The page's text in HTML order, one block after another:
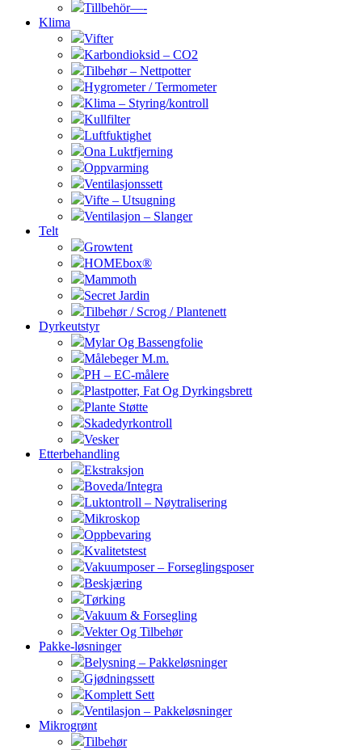
Tillbehör—-
Klima
Vifter
Karbondioksid – CO2
Tilbehør – Nettpotter
Hygrometer / Termometer
Klima – Styring/kontroll
Kullfilter
Luftfuktighet
Ona Luktfjerning
Oppvarming
Ventilasjonssett
Vifte – Utsugning
Ventilasjon – Slanger
Telt
Growtent
HOMEbox®
Mammoth
Secret Jardin
Tilbehør / Scrog / Plantenett
Dyrkeutstyr
Mylar Og Bassengfolie
Målebeger M.m.
PH – EC-målere
Plastpotter, Fat Og Dyrkingsbrett
Plante Støtte
Skadedyrkontroll
Vesker
Etterbehandling
Ekstraksjon
Boveda/Integra
Luktontroll – Nøytralisering
Mikroskop
Oppbevaring
Kvalitetstest
Vakuumposer – Forseglingsposer
Beskjæring
Tørking
Vakuum & Forsegling
Vekter Og Tilbehør
Pakke-løsninger
Belysning – Pakkeløsninger
Gjødningssett
Komplett Sett
Ventilasjon – Pakkeløsninger
Mikrogrønt
Tilbehør